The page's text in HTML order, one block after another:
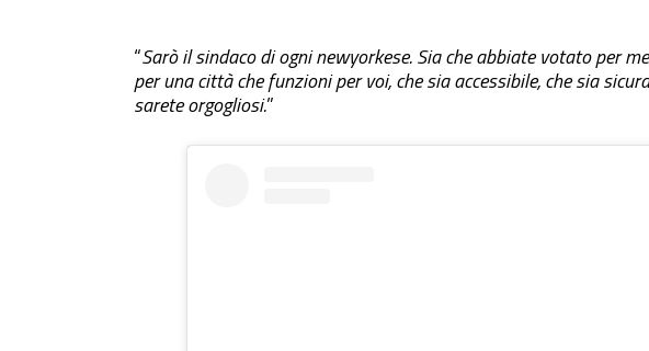
“Sarò il sindaco di ogni newyorkese. Sia che abbiate votato per
per una città che funzioni per voi, che sia accessibile, che sia
sarete orgogliosi.”